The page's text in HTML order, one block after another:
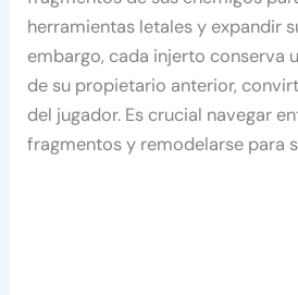
herramientas letales y expandir
embargo, cada injerto conserva
de su propietario anterior,
del jugador. Es crucial navegar
fragmentos y remodelarse para